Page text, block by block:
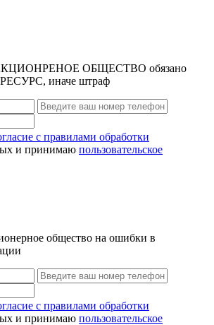
АКЦИОНРЕНОЕ ОБЩЕСТВО обязано
иначе штраф
с правилами обработки
и принимаю пользовательское
общество на ошибки в
с правилами обработки
и принимаю пользовательское